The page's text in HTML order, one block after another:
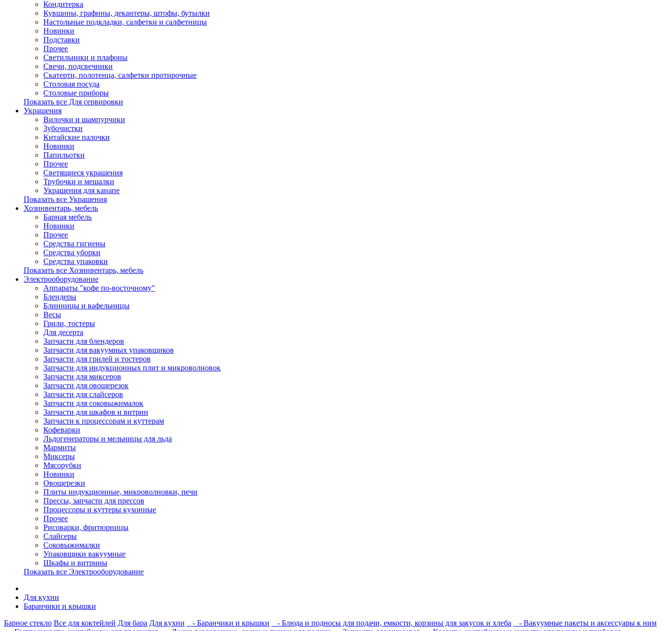
Кондитерка
Кувшины, графины, декантеры, штофы, бутылки
Настольные подкладки, салфетки и салфетницы
Новинки
Подставки
Прочее
Светильники и плафоны
Свечи, подсвечники
Скатерти, полотенца, салфетки протирочные
Столовая посуда
Столовые приборы
Показать все Для сервировки
Украшения
Вилочки и шампурчики
Зубочистки
Китайские палочки
Новинки
Папильотки
Прочее
Светящиеся украшения
Трубочки и мешалки
Украшения для канапе
Показать все Украшения
Хозинвентарь, мебель
Барная мебель
Новинки
Прочее
Средства гигиены
Средства уборки
Средства упаковки
Показать все Хозинвентарь, мебель
Электрооборудование
Аппараты "кофе по-восточному"
Блендеры
Блинницы и вафельницы
Весы
Грили, тостеры
Для десерта
Запчасти для блендеров
Запчасти для вакуумных упаковщиков
Запчасти для грилей и тостеров
Запчасти для индукционных плит и микроволновок
Запчасти для миксеров
Запчасти для овощерезок
Запчасти для слайсеров
Запчасти для соковыжималок
Запчасти для шкафов и витрин
Запчасти к процессорам и куттерам
Кофеварки
Льдогенераторы и мельницы для льда
Мармиты
Миксеры
Мясорубки
Новинки
Овощерезки
Плиты индукционные, микроволновки, печи
Прессы, запчасти для прессов
Процессоры и куттеры кухонные
Прочее
Рисоварки, фритюрницы
Слайсеры
Соковыжималки
Упаковщики вакуумные
Шкафы и витрины
Показать все Электрооборудование
Для кухни
Баранчики и крышки
Барное стекло Все для коктейлей Для бара Для кухни - Баранчики и крышки - Блюда и подносы для подачи, емкости, корзины для закусок и хлеба
- Вакуумные пакеты и аксессуары к ним